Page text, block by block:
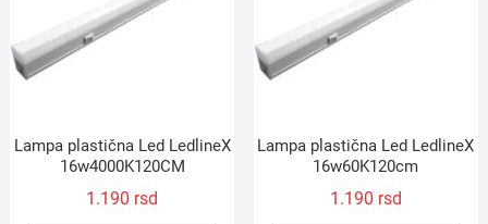
Lampa plastična Led LedlineX
16w4000K120CM
1.190 rsd
Lampa plastična Led LedlineX
16w60K120cm
1.190 rsd